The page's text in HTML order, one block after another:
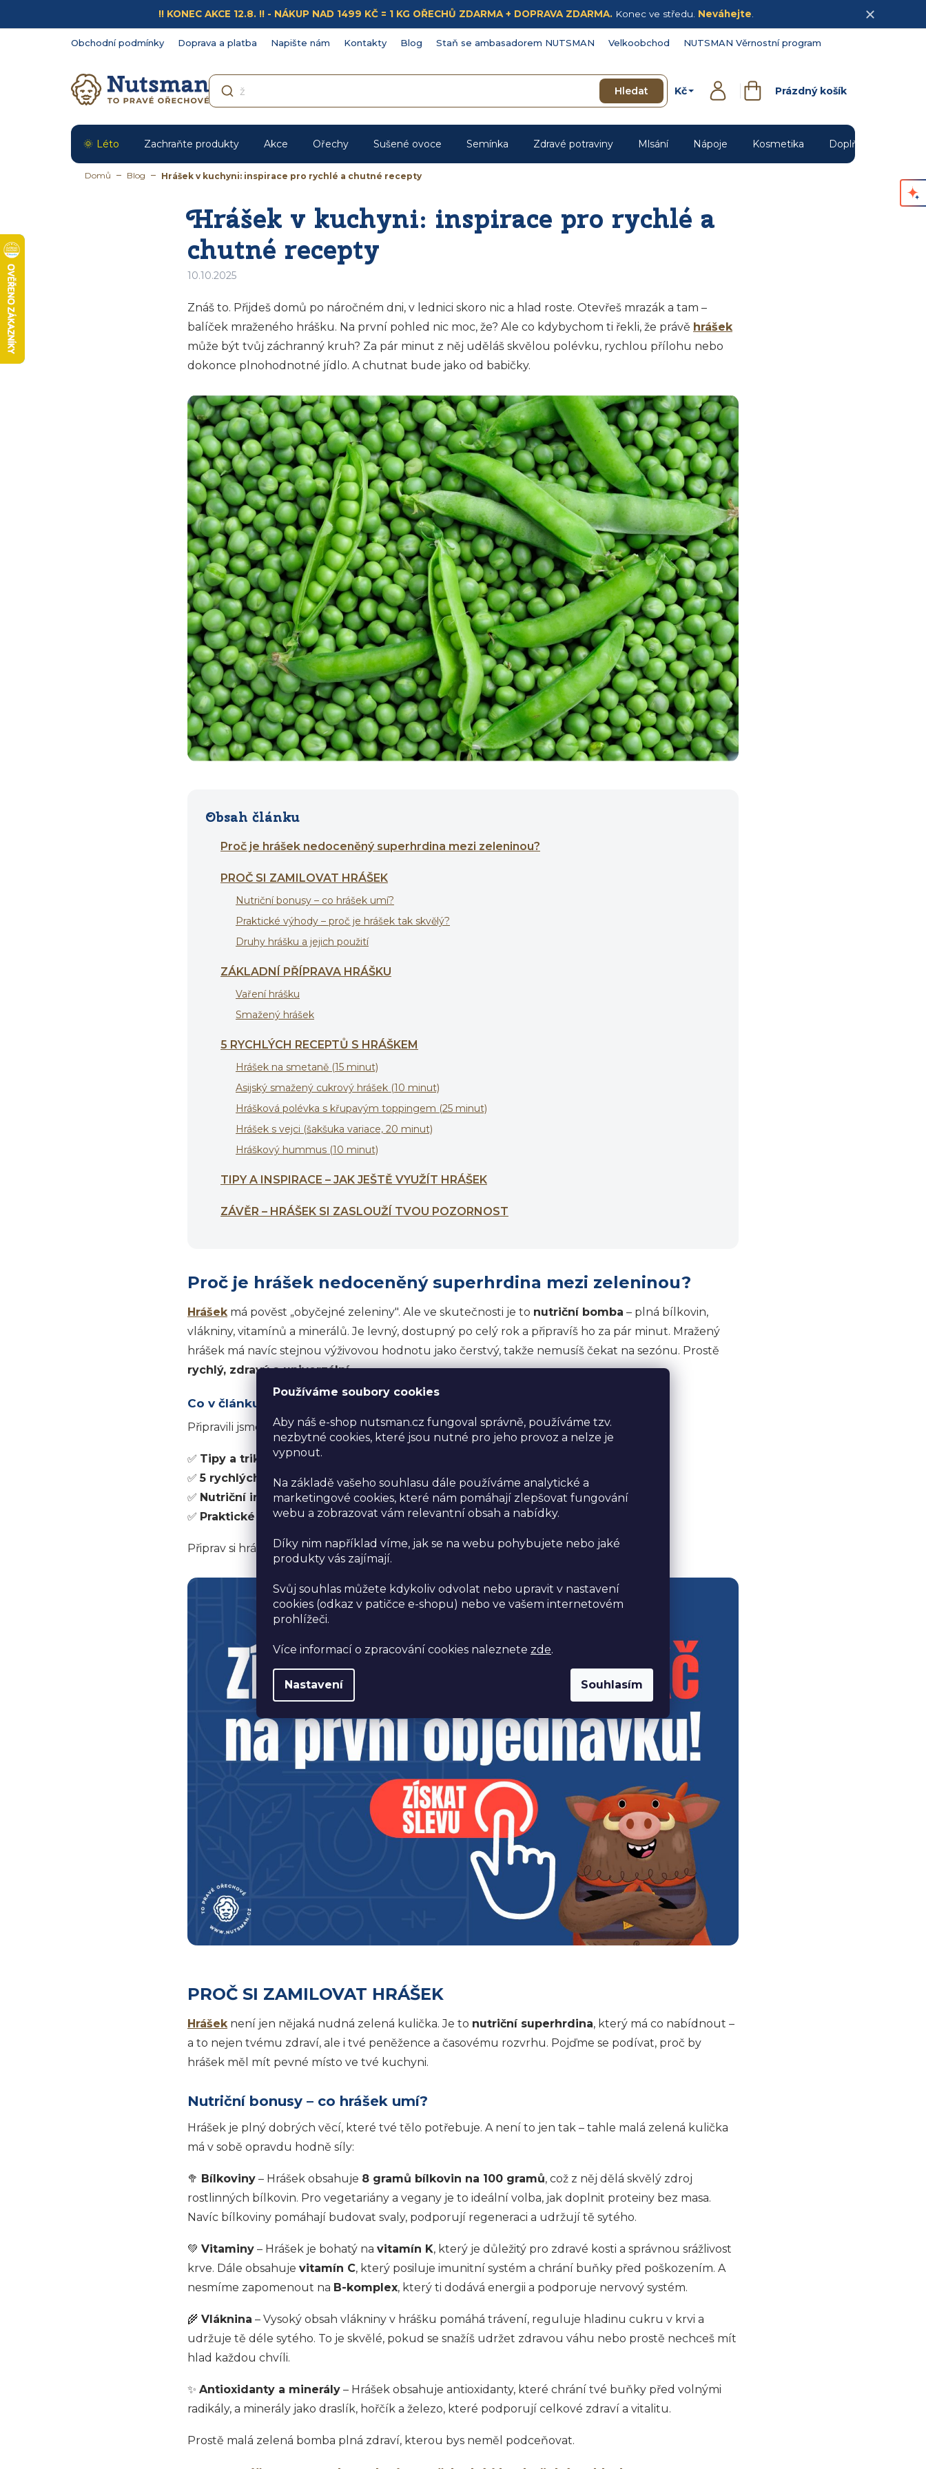
Používáme soubory cookies
Aby náš e-shop nutsman.cz fungoval správně, používáme tzv.
nezbytné cookies, které jsou nutné pro jeho provoz a nelze je
vypnout.
Na základě vašeho souhlasu dále používáme analytické a
marketingové cookies, které nám pomáhají zlepšovat fungování
webu a zobrazovat vám relevantní obsah a nabídky.
Díky nim například víme, jak se na webu pohybujete nebo jaké
produkty vás zajímají.
Svůj souhlas můžete kdykoliv odvolat nebo upravit v nastavení
cookies (odkaz v patičce e-shopu) nebo ve vašem internetovém
prohlížeči.
Více informací o zpracování cookies naleznete zde.
Nastavení Souhlasím
obsah
!! KONEC AKCE 12.8. !! - NÁKUP NAD 1499 KČ = 1 KG OŘECHŮ ZDARMA + DOPRAVA ZDARMA. Konec ve středu. Neváhejte
Obchodní podmínky Doprava a platba Napište nám Kontakty Blog Staň se ambasadorem NUTSMAN Velkoobchod NUTSMAN Věrnostní program
Hledat Kč
PřihlášeníNákupní
Prázdný košík
Léto Zachraňte produkty Akce Ořechy Sušené ovoce Semínka Zdravé potraviny Mlsání Nápoje Kosmetika Doplňky
Domů Blog Hrášek v kuchyni: inspirace pro rychlé a chutné recepty
Hrášek v kuchyni: inspirace pro rychlé a
chutné recepty
10.10.2025
Znáš to. Přijdeš domů po náročném dni, v lednici skoro nic a hlad roste. Otevřeš mrazák a tam –
balíček mraženého hrášku. Na první pohled nic moc, že? Ale co kdybychom ti řekli, že právě hrášek
může být tvůj záchranný kruh? Za pár minut z něj uděláš skvělou polévku, rychlou přílohu nebo
dokonce plnohodnotné jídlo. A chutnat bude jako od babičky.
Obsah článku
Proč je hrášek nedoceněný superhrdina mezi zeleninou?
PROČ SI ZAMILOVAT HRÁŠEK
Nutriční bonusy – co hrášek umí?
Praktické výhody – proč je hrášek tak skvělý?
Druhy hrášku a jejich použití
ZÁKLADNÍ PŘÍPRAVA HRÁŠKU
Vaření hrášku
Smažený hrášek
5 RYCHLÝCH RECEPTŮ S HRÁŠKEM
Hrášek na smetaně (15 minut)
Asijský smažený cukrový hrášek (10 minut)
Hrášková polévka s křupavým toppingem (25 minut)
Hrášek s vejci (šakšuka variace, 20 minut)
Hráškový hummus (10 minut)
TIPY A INSPIRACE – JAK JEŠTĚ VYUŽÍT HRÁŠEK
ZÁVĚR – HRÁŠEK SI ZASLOUŽÍ TVOU POZORNOST
Proč je hrášek nedoceněný superhrdina mezi zeleninou?
Hrášekmá pověst „obyčejné zeleniny". Ale ve skutečnosti je to nutriční bomba – plná bílkovin,
vlákniny, vitamínů a minerálů. Je levný, dostupný po celý rok a připravíš ho za pár minut. Mražený
hrášek má navíc stejnou výživovou hodnotu jako čerstvý, takže nemusíš čekat na sezónu. Prostě
rychlý, zdravý a univerzální.
Co v článku najdeš?
Připravili jsme pro tebe kompletní průvodce světem hrášku:
✅ Tipy a triky
– jak správně vařit, smažit a skladovat hrášek.
✅5 rychlých receptů– od klasiky po moderní varianty.
✅ Nutriční informace– proč je hrášek tak zdravý.
✅ Praktické rady– jak vybrat ten nejlepší a jak ho využít na maximum.
Připrav si hrášek a pojďme na to! 🌱
PROČ SI ZAMILOVAT HRÁŠEK
Hrášek není jen nějaká nudná zelená kulička. Je to nutriční superhrdina, který má co nabídnout –
a to nejen tvému zdraví, ale i tvé peněžence a časovému rozvrhu. Pojďme se podívat, proč by
hrášek měl mít pevné místo ve tvé kuchyni.
Nutriční bonusy – co hrášek umí?
Hrášek je plný dobrých věcí, které tvé tělo potřebuje. A není to jen tak – tahle malá zelená kulička
má v sobě opravdu hodně síly:
🥦 Bílkoviny – Hrášek obsahuje 8 gramů bílkovin na 100 gramů, což z něj dělá skvělý zdroj
rostlinných bílkovin. Pro vegetariány a vegany je to ideální volba, jak doplnit proteiny bez masa.
Navíc bílkoviny pomáhají budovat svaly, podporují regeneraci a udržují tě sytého.
💚 Vitaminy – Hrášek je bohatý na vitamín K, který je důležitý pro zdravé kosti a správnou srážlivost
krve. Dále obsahuje vitamín C, který posiluje imunitní systém a chrání buňky před poškozením. A
nesmíme zapomenout na B-komplex, který ti dodává energii a podporuje nervový systém.
🌾 Vláknina – Vysoký obsah vlákniny v hrášku pomáhá trávení, reguluje hladinu cukru v krvi a
udržuje tě déle sytého. To je skvělé, pokud se snažíš udržet zdravou váhu nebo prostě nechceš mít
hlad každou chvíli.
✨ Antioxidanty a minerály – Hrášek obsahuje antioxidanty, které chrání tvé buňky před volnými
radikály, a minerály jako draslík, hořčík a železo, které podporují celkové zdraví a vitalitu.
Prostě malá zelená bomba plná zdraví, kterou bys neměl podceňovat.